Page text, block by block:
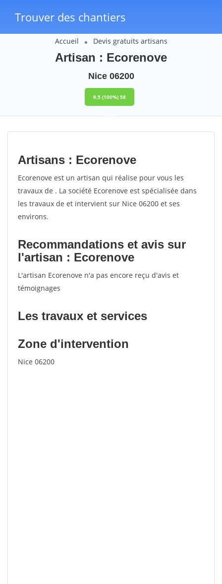
Trouver des chantiers
Accueil Devis gratuits artisans
Artisan : Ecorenove
Nice 06200
9,5 (100%) 58
votes
Artisans : Ecorenove
Ecorenove est un artisan qui réalise pour vous les
travaux de . La société Ecorenove est spécialisée dans
les travaux de et intervient sur Nice 06200 et ses
environs.
Recommandations et avis sur
l'artisan : Ecorenove
L'artisan Ecorenove n'a pas encore reçu d'avis et
témoignages
Les travaux et services
Zone d'intervention
Nice 06200